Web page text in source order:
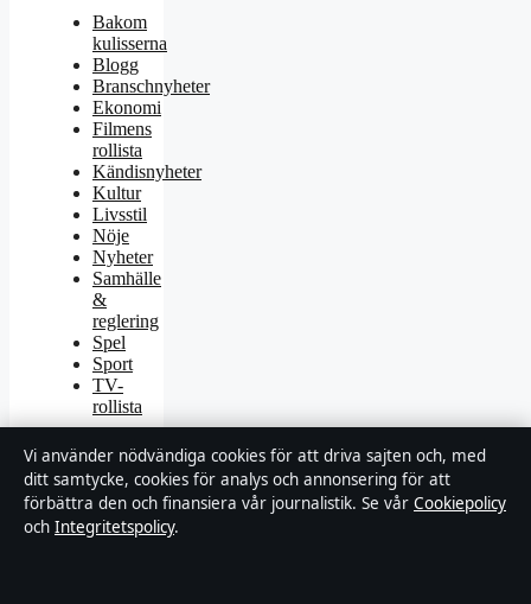
Bakom
kulisserna
Blogg
Branschnyheter
Ekonomi
Filmens
rollista
Kändisnyheter
Kultur
Livsstil
Nöje
Nyheter
Samhälle
&
reglering
Spel
Sport
TV-
rollista
Vi använder nödvändiga cookies för att driva sajten och, med
ditt samtycke, cookies för analys och annonsering för att
förbättra den och finansiera vår journalistik. Se vår Cookiepolicy
och Integritetspolicy.